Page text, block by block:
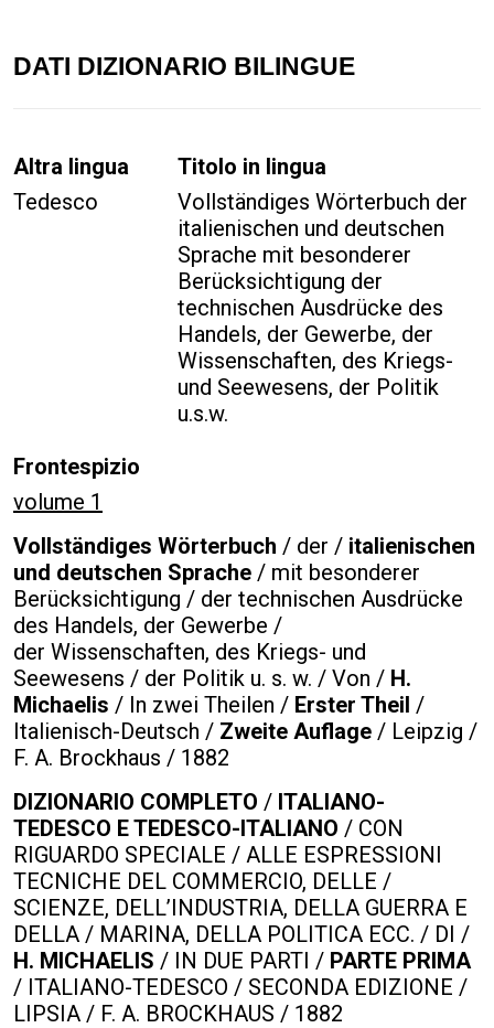
DATI DIZIONARIO BILINGUE
Altra lingua
Tedesco
Titolo in lingua
Vollständiges Wörterbuch der
italienischen und deutschen
Sprache mit besonderer
Berücksichtigung der
technischen Ausdrücke des
Handels, der Gewerbe, der
Wissenschaften, des Kriegs-
und Seewesens, der Politik
u.s.w.
Frontespizio
volume 1
Vollständiges Wörterbuch / der / italienischen
und deutschen Sprache / mit besonderer
Berücksichtigung / der technischen Ausdrücke
des Handels, der Gewerbe /
der Wissenschaften, des Kriegs- und
Seewesens / der Politik u. s. w. / Von / H.
Michaelis / In zwei Theilen / Erster Theil /
Italienisch-Deutsch / Zweite Auflage / Leipzig /
F. A. Brockhaus / 1882
DIZIONARIO COMPLETO / ITALIANO-
TEDESCO E TEDESCO-ITALIANO / CON
RIGUARDO SPECIALE / ALLE ESPRESSIONI
TECNICHE DEL COMMERCIO, DELLE /
SCIENZE, DELL’INDUSTRIA, DELLA GUERRA E
DELLA / MARINA, DELLA POLITICA ECC. / DI /
H. MICHAELIS / IN DUE PARTI / PARTE PRIMA
/ ITALIANO-TEDESCO / SECONDA EDIZIONE /
LIPSIA / F. A. BROCKHAUS / 1882